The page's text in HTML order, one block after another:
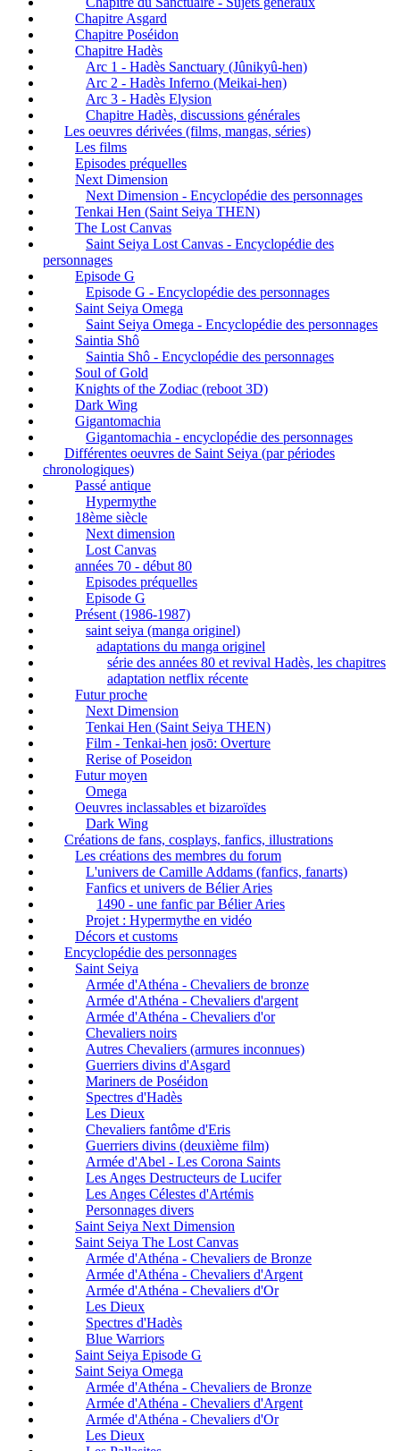
Chapitre Asgard
Chapitre Poséidon
Chapitre Hadès
Arc 1 - Hadès Sanctuary (Jûnikyû-hen)
Arc 2 - Hadès Inferno (Meikai-hen)
Arc 3 - Hadès Elysion
Chapitre Hadès, discussions générales
Les oeuvres dérivées (films, mangas, séries)
Les films
Episodes préquelles
Next Dimension
Next Dimension - Encyclopédie des personnages
Tenkai Hen (Saint Seiya THEN)
The Lost Canvas
Saint Seiya Lost Canvas - Encyclopédie des
personnages
Episode G
Episode G - Encyclopédie des personnages
Saint Seiya Omega
Saint Seiya Omega - Encyclopédie des personnages
Saintia Shô
Saintia Shô - Encyclopédie des personnages
Soul of Gold
Knights of the Zodiac (reboot 3D)
Dark Wing
Gigantomachia
Gigantomachia - encyclopédie des personnages
Différentes oeuvres de Saint Seiya (par périodes
chronologiques)
Passé antique
Hypermythe
18ème siècle
Next dimension
Lost Canvas
années 70 - début 80
Episodes préquelles
Episode G
Présent (1986-1987)
saint seiya (manga originel)
adaptations du manga originel
série des années 80 et revival Hadès, les chapitres
adaptation netflix récente
Futur proche
Next Dimension
Tenkai Hen (Saint Seiya THEN)
Film - Tenkai-hen josō: Overture
Rerise of Poseidon
Futur moyen
Omega
Oeuvres inclassables et bizaroïdes
Dark Wing
Créations de fans, cosplays, fanfics, illustrations
Les créations des membres du forum
L'univers de Camille Addams (fanfics, fanarts)
Fanfics et univers de Bélier Aries
1490 - une fanfic par Bélier Aries
Projet : Hypermythe en vidéo
Décors et customs
Encyclopédie des personnages
Saint Seiya
Armée d'Athéna - Chevaliers de bronze
Armée d'Athéna - Chevaliers d'argent
Armée d'Athéna - Chevaliers d'or
Chevaliers noirs
Autres Chevaliers (armures inconnues)
Guerriers divins d'Asgard
Mariners de Poséidon
Spectres d'Hadès
Les Dieux
Chevaliers fantôme d'Eris
Guerriers divins (deuxième film)
Armée d'Abel - Les Corona Saints
Les Anges Destructeurs de Lucifer
Les Anges Célestes d'Artémis
Personnages divers
Saint Seiya Next Dimension
Saint Seiya The Lost Canvas
Armée d'Athéna - Chevaliers de Bronze
Armée d'Athéna - Chevaliers d'Argent
Armée d'Athéna - Chevaliers d'Or
Les Dieux
Spectres d'Hadès
Blue Warriors
Saint Seiya Episode G
Saint Seiya Omega
Armée d'Athéna - Chevaliers de Bronze
Armée d'Athéna - Chevaliers d'Argent
Armée d'Athéna - Chevaliers d'Or
Les Dieux